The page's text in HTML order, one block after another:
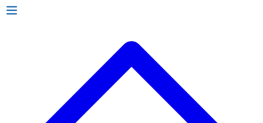
การรับประกันสินค้า
ข่าวสารและโปรโมชั่น
02 393 3356
ก. เจริญยางยนต์ (บริษัท มิ้งค์ แอนด์ ซีน จำกัด) 2275 ถ.สุขุมวิท
(ระหว่างซอยสุขุมวิท 89/1 - 91) แขวงบางจาก เขตพระโขนง
กรุงเทพมหานคร 10260